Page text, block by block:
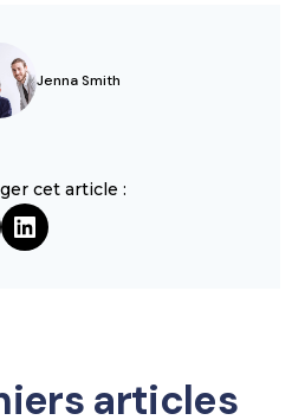
Jenna Smith
cet article :
articles